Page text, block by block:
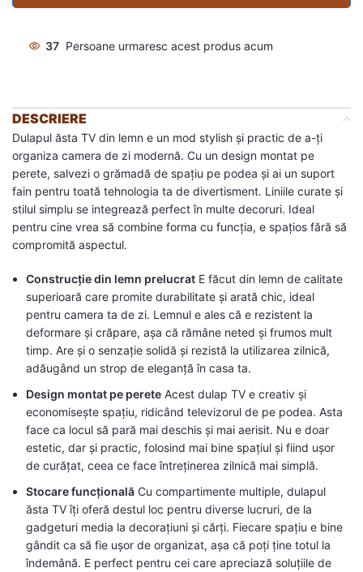
37 Persoane urmaresc acest produs acum
DESCRIERE
Dulapul ăsta TV din lemn e un mod stylish și practic de a-ți
organiza camera de zi modernă. Cu un design montat pe
perete, salvezi o grămadă de spațiu pe podea și ai un suport
fain pentru toată tehnologia ta de divertisment. Liniile curate și
stilul simplu se integrează perfect în multe decoruri. Ideal
pentru cine vrea să combine forma cu funcția, e spațios fără să
compromită aspectul.
Construcție din lemn prelucrat E făcut din lemn de calitate
superioară care promite durabilitate și arată chic, ideal
pentru camera ta de zi. Lemnul e ales că e rezistent la
deformare și crăpare, așa că rămâne neted și frumos mult
timp. Are și o senzație solidă și rezistă la utilizarea zilnică,
adăugând un strop de eleganță în casa ta.
Design montat pe perete Acest dulap TV e creativ și
economisește spațiu, ridicând televizorul de pe podea. Asta
face ca locul să pară mai deschis și mai aerisit. Nu e doar
estetic, dar și practic, folosind mai bine spațiul și fiind ușor
de curățat, ceea ce face întreținerea zilnică mai simplă.
Stocare funcțională Cu compartimente multiple, dulapul
ăsta TV îți oferă destul loc pentru diverse lucruri, de la
gadgeturi media la decorațiuni și cărți. Fiecare spațiu e bine
gândit ca să fie ușor de organizat, așa că poți ține totul la
îndemână. E perfect pentru cei care apreciază soluțiile de